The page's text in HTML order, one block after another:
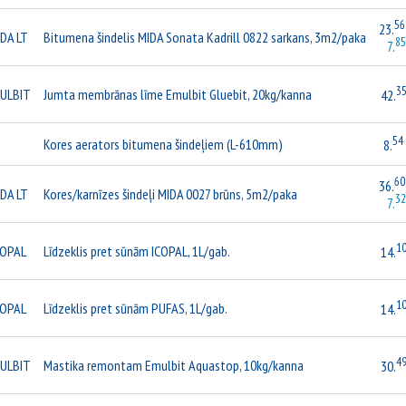
LT Bitumena šindelis MIDA Sonata Kadrill 0822 sarkans, 3m2/paka 23.56
7.85
Jumta membrānas līme Emulbit Gluebit, 20kg/kanna 42.35
Kores aerators bitumena šindeļiem (L-610mm) 8.54
LT Kores/karnīzes šindeļi MIDA 0027 brūns, 5m2/paka 36.60
7.32
Līdzeklis pret sūnām ICOPAL, 1L/gab. 14.10
Līdzeklis pret sūnām PUFAS, 1L/gab. 14.10
Mastika remontam Emulbit Aquastop, 10kg/kanna 30.49